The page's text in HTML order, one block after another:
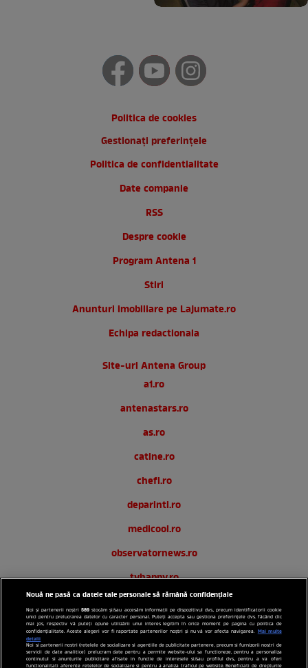
Politica de cookies
Gestionați preferințele
Politica de confidentialitate
Date companie
RSS
Despre cookie
Program Antena 1
Stiri
Anunturi imobiliare pe Lajumate.ro
Echipa redactionala
Site-uri Antena Group
a1.ro
antenastars.ro
as.ro
catine.ro
chefi.ro
deparinti.ro
medicool.ro
observatornews.ro
tvhappy.ro
useit.ro
zutv.ro
Trends AntenaPLAY
Nouă ne pasă ca datele tale personale să rămână confidențiale
Noi și partenerii noștri589 stocăm și/sau accesăm informații pe dispozitivul dvs., precum identificatorii cookie
unici pentru prelucrarea datelor cu caracter personal. Puteți accepta sau gestiona preferințele dvs. făcând clic
mai jos, respectiv vă puteți opune utilizării unui interes legitim în orice moment pe pagina cu politica de
confidențialitate. Aceste alegeri vor fi raportate partenerilor noștri și nu vă vor afecta navigarea. Mai multe
detalii
Noi si partenerii nostri (retelele de socializare si agentiile de publicitate partenere, precum si furnizorii nostri de
servicii de date analitice) prelucram date pentru a permite website-ului sa functioneze, pentru a personaliza
continutul si anunturile publicitare afisate in functie de interesele si/sau profilul dvs., pentru a va oferi
functionalitati aferente retelelor de socializare si pentru a analiza traficul pe website. Beneficiati de drepturile